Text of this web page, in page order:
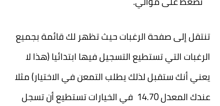
تنتقل إلى صفحة الرغبات حيث تظهر لك قائمة بجميع
الرغبات التي تستطيع التسجيل فيها ابتدائيا (هذا لا
يعني أنك ستقبل لذلك يطلب التمعن في الاختيار) مثلا
عندك المعدل 14.70 في الخيارات تستطيع أن تسجل